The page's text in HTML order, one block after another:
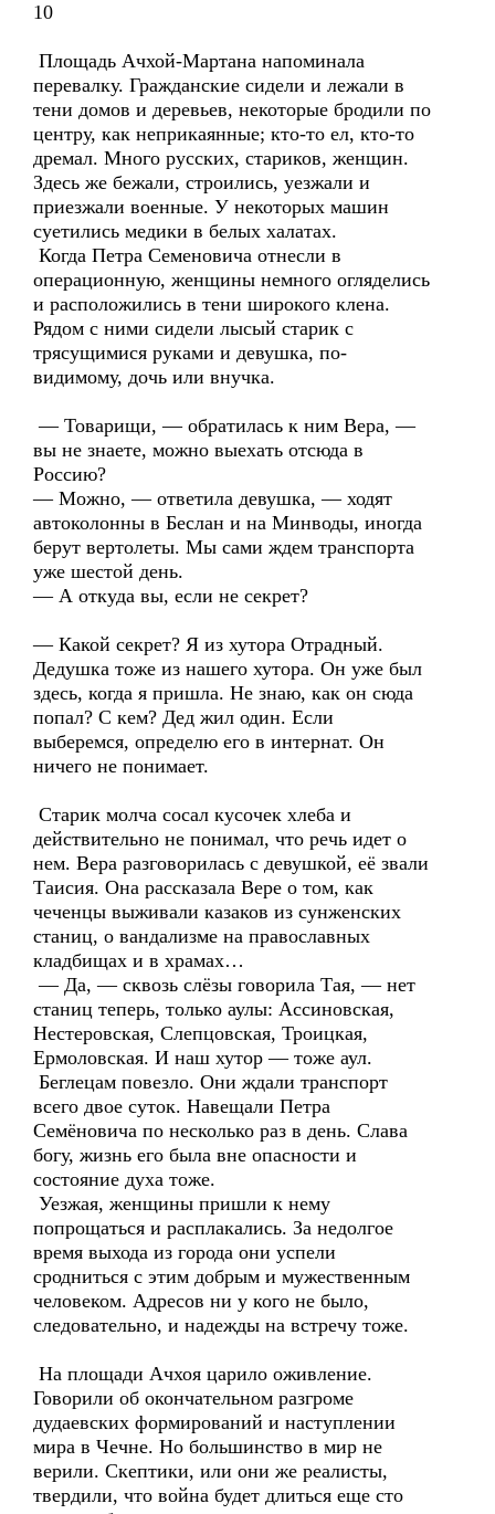
10
Площадь Ачхой-Мартана напоминала
перевалку. Гражданские сидели и лежали в
тени домов и деревьев, некоторые бродили по
центру, как неприкаянные; кто-то ел, кто-то
дремал. Много русских, стариков, женщин.
Здесь же бежали, строились, уезжали и
приезжали военные. У некоторых машин
суетились медики в белых халатах.
Когда Петра Семеновича отнесли в
операционную, женщины немного огляделись
и расположились в тени широкого клена.
Рядом с ними сидели лысый старик с
трясущимися руками и девушка, по-
видимому, дочь или внучка.
— Товарищи, — обратилась к ним Вера, —
вы не знаете, можно выехать отсюда в
Россию?
— Можно, — ответила девушка, — ходят
автоколонны в Беслан и на Минводы, иногда
берут вертолеты. Мы сами ждем транспорта
уже шестой день.
— А откуда вы, если не секрет?
— Какой секрет? Я из хутора Отрадный.
Дедушка тоже из нашего хутора. Он уже был
здесь, когда я пришла. Не знаю, как он сюда
попал? С кем? Дед жил один. Если
выберемся, определю его в интернат. Он
ничего не понимает.
Старик молча сосал кусочек хлеба и
действительно не понимал, что речь идет о
нем. Вера разговорилась с девушкой, её звали
Таисия. Она рассказала Вере о том, как
чеченцы выживали казаков из сунженских
станиц, о вандализме на православных
кладбищах и в храмах…
— Да, — сквозь слёзы говорила Тая, — нет
станиц теперь, только аулы: Ассиновская,
Нестеровская, Слепцовская, Троицкая,
Ермоловская. И наш хутор — тоже аул.
Беглецам повезло. Они ждали транспорт
всего двое суток. Навещали Петра
Семёновича по несколько раз в день. Слава
богу, жизнь его была вне опасности и
состояние духа тоже.
Уезжая, женщины пришли к нему
попрощаться и расплакались. За недолгое
время выхода из города они успели
сродниться с этим добрым и мужественным
человеком. Адресов ни у кого не было,
следовательно, и надежды на встречу тоже.
На площади Ачхоя царило оживление.
Говорили об окончательном разгроме
дудаевских формирований и наступлении
мира в Чечне. Но большинство в мир не
верили. Скептики, или они же реалисты,
твердили, что война будет длиться еще сто